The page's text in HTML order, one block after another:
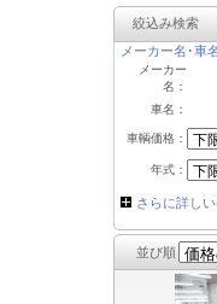
絞込み検索
メーカー名･車
メーカー
名：
車名：
車輌価格：
年式：
さらに詳し
並び順